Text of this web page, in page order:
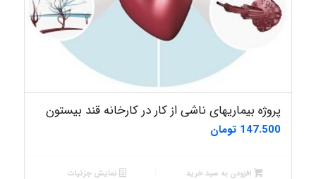
پروژه بیماریهای ناشی از کار در کارخانه قند بیستون
147.500 تومان
افزودن به سبد خرید نمایش جزئیات